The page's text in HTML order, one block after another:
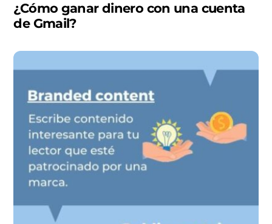
¿Cómo ganar dinero con una cuenta
de Gmail?